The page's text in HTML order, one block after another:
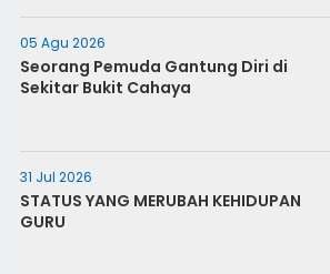
05 Agu 2026
Seorang Pemuda Gantung Diri di
Sekitar Bukit Cahaya
31 Jul 2026
STATUS YANG MERUBAH KEHIDUPAN
GURU